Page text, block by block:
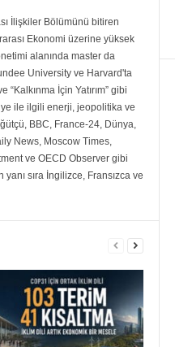
İlişkiler Bölümünü bitiren
Ekonomi üzerine yüksek
alanında master da
University ve Harvard'ta
İçin Yatırım” gibi
ile ilgili enerji, jeopolitika ve
BBC, France-24, Dünya,
News, Moscow Times,
ve OECD Observer gibi
yanı sıra İngilizce, Fransızca ve